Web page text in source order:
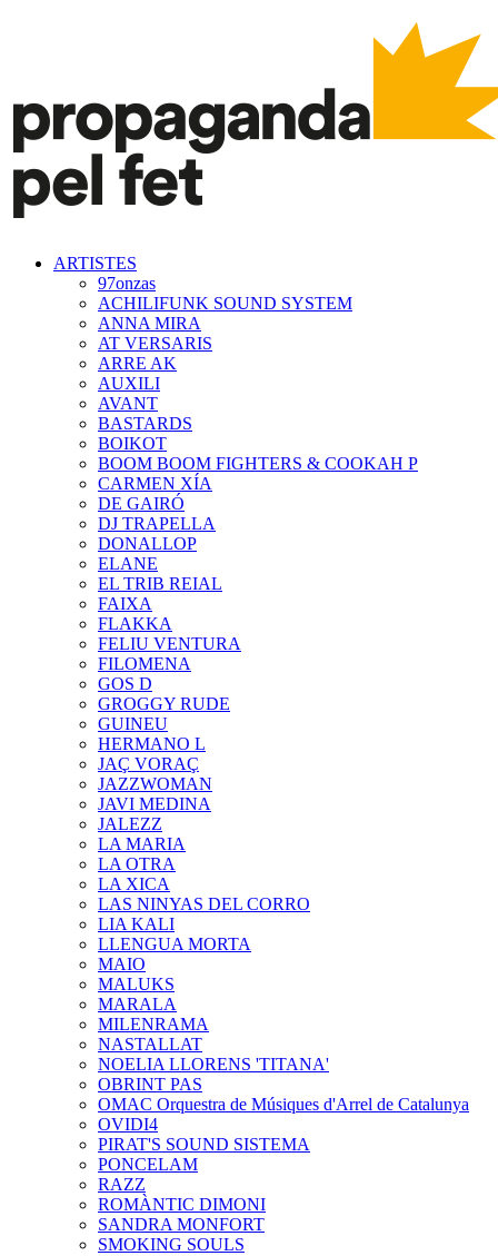
ARTISTES
97onzas
ACHILIFUNK SOUND SYSTEM
ANNA MIRA
AT VERSARIS
ARRE AK
AUXILI
AVANT
BASTARDS
BOIKOT
BOOM BOOM FIGHTERS & COOKAH P
CARMEN XÍA
DE GAIRÓ
DJ TRAPELLA
DONALLOP
ELANE
EL TRIB REIAL
FAIXA
FLAKKA
FELIU VENTURA
FILOMENA
GOS D
GROGGY RUDE
GUINEU
HERMANO L
JAÇ VORAÇ
JAZZWOMAN
JAVI MEDINA
JALEZZ
LA MARIA
LA OTRA
LA XICA
LAS NINYAS DEL CORRO
LIA KALI
LLENGUA MORTA
MAIO
MALUKS
MARALA
MILENRAMA
NASTALLAT
NOELIA LLORENS 'TITANA'
OBRINT PAS
OMAC Orquestra de Músiques d'Arrel de Catalunya
OVIDI4
PIRAT'S SOUND SISTEMA
PONCELAM
RAZZ
ROMÀNTIC DIMONI
SANDRA MONFORT
SMOKING SOULS